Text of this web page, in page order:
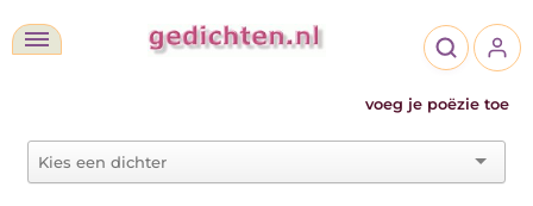
voeg je poëzie toe